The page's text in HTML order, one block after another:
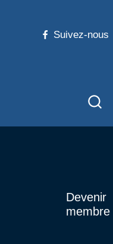
Suivez-nous
Devenir
membre